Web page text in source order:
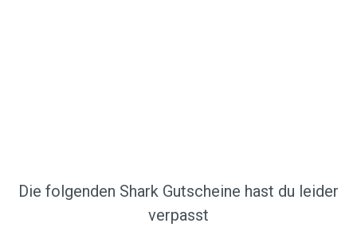
Die folgenden Shark Gutscheine hast du leider
verpasst